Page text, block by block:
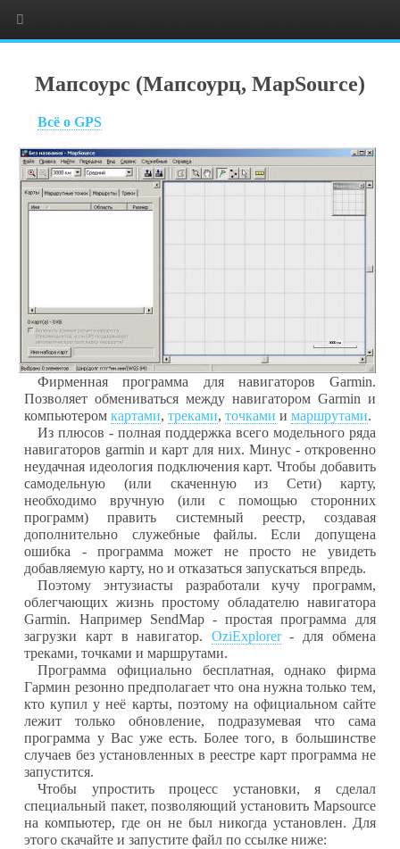
Мапсоурс (Мапсоурц, MapSource)
Всё оGPS
Фирменная программа для навигаторов Garmin.
Позволяет обмениваться между навигатором Garmin и
компьютеромкартами,треками,точками имаршрутами.
Из плюсов - полная поддержка всего модельного ряда
навигаторов garmin и карт для них. Минус - откровенно
неудачная идеология подключения карт. Чтобы добавить
самодельную (или скаченную из Сети) карту,
необходимо вручную (или с помощью сторонних
программ) править системный реестр, создавая
дополнительно служебные файлы. Если допущена
ошибка - программа может не просто не увидеть
добавляемую карту, но и отказаться запускаться впредь.
Поэтому энтузиасты разработали кучу программ,
облегчающих жизнь простому обладателю навигатора
Garmin. Например SendMap - простая программа для
загрузки карт в навигатор. OziExplorer- для обмена
треками, точками и маршрутами.
Программа официально бесплатная, однако фирма
Гармин резонно предполагает что она нужна только тем,
кто купил у неё карты, поэтому на официальном сайте
лежит только обновление, подразумевая что сама
программа у Вас уже есть. Более того, в большинстве
случаев без установленных в реестре карт программа не
запустится.
Чтобы упростить процесс установки, я сделал
специальный пакет, позволяющий установить Mapsource
на компьютер, где он не был никогда установлен. Для
этого скачайте и запустите файл по ссылке ниже: